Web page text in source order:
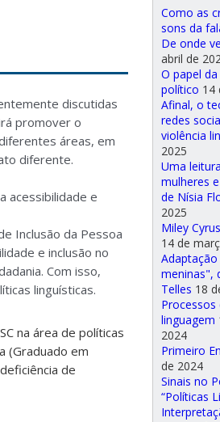
discutidas
promover o
áreas, em
diferente.
acessibilidade e
Inclusão da Pessoa
e inclusão no
Com isso,
linguísticas.
na área de políticas
(Graduado em
de
Como as
sons da
De onde
abril de
O papel
político 14
Afinal, o
redes
violência
2025
Uma
mulheres
de Nísia
2025
Miley
14 de
meninas",
Telles 18
Processos
linguagem
2024
Primeiro
de 2024
Sinais no
“Políticas